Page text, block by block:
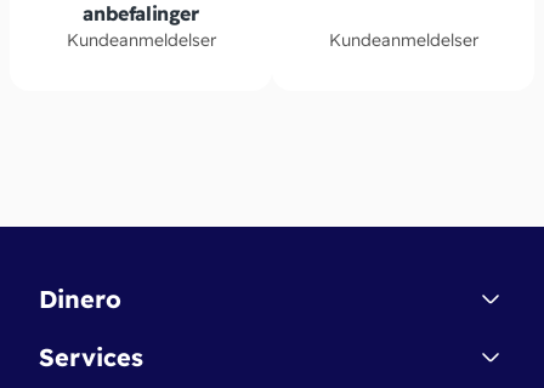
anbefalinger
Kundeanmeldelser Kundeanmeldelser
Dinero
Kontakt
Services